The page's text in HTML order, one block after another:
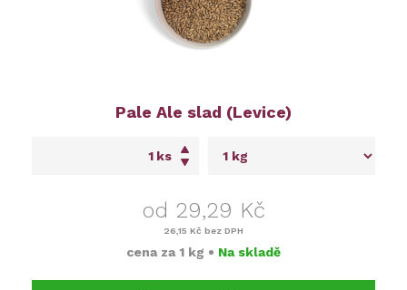
Pale Ale slad (Levice)
ks
od 29,29 Kč
26,15 Kč bez DPH
cena za 1 kg • Na skladě